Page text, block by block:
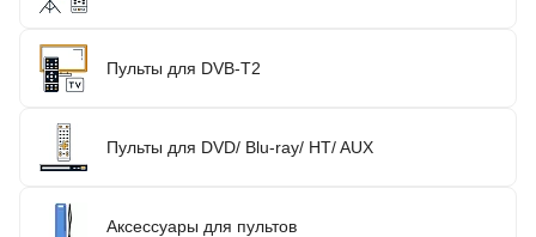
Пульты для DVB-T2
Пульты для DVD/ Blu-ray/ HT/ AUX
Аксессуары для пультов